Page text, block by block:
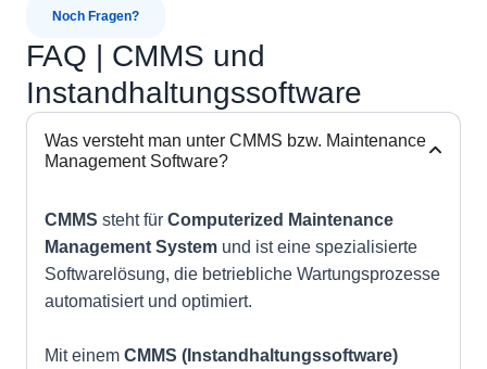
Noch Fragen?
FAQ | CMMS und
Instandhaltungssoftware
Was versteht man unter CMMS bzw. Maintenance
Management Software?
CMMS steht für Computerized Maintenance
Management System und ist eine spezialisierte
Softwarelösung, die betriebliche Wartungsprozesse
automatisiert und optimiert.
Mit einem CMMS (Instandhaltungssoftware)